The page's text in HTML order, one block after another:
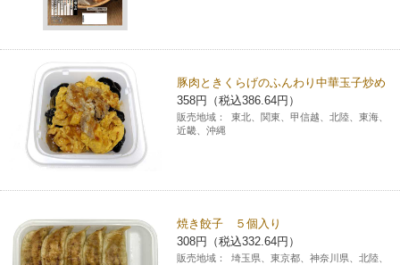
豚肉ときくらげのふんわり中華玉子炒め
358円（税込386.64円）
販売地域：
東北、関東、甲信越、北陸、東海、
近畿、沖縄
焼き餃子 ５個入り
308円（税込332.64円）
販売地域：
埼玉県、東京都、神奈川県、北陸、